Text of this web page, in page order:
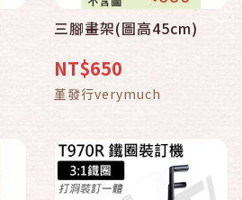
三腳畫架(圖高45cm)
NT$650
堇發行verymuch